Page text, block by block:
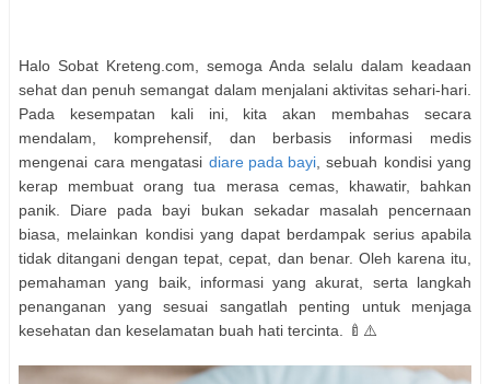
Halo Sobat Kreteng.com, semoga Anda selalu dalam keadaan
sehat dan penuh semangat dalam menjalani aktivitas sehari-hari.
Pada kesempatan kali ini, kita akan membahas secara
mendalam, komprehensif, dan berbasis informasi medis
mengenai cara mengatasi diare pada bayi, sebuah kondisi yang
kerap membuat orang tua merasa cemas, khawatir, bahkan
panik. Diare pada bayi bukan sekadar masalah pencernaan
biasa, melainkan kondisi yang dapat berdampak serius apabila
tidak ditangani dengan tepat, cepat, dan benar. Oleh karena itu,
pemahaman yang baik, informasi yang akurat, serta langkah
penanganan yang sesuai sangatlah penting untuk menjaga
kesehatan dan keselamatan buah hati tercinta. 🍼⚠️